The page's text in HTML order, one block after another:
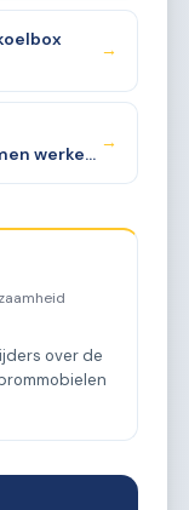
→
werken
→
over de